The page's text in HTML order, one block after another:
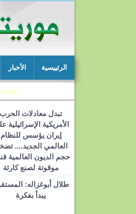
الرئييسية الأخبار
تبدل معادلات الحرب
الأمريكية الإسرائيلية
إيران يؤسس للنظام
العالمي الجديد....
حجم الديون العالمية
موقوتة لصنع كارثة
طلال أبوغزاله:
يبدأ بفكرة